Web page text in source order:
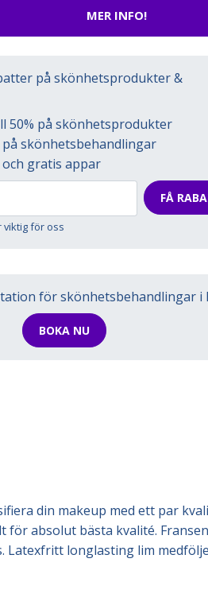
MER INFO!
på skönhetsprodukter &
50% på skönhetsprodukter
skönhetsbehandlingar
gratis appar
FÅ
viktig för oss
för skönhetsbehandlingar i
BOKA NU
din makeup med ett par
för absolut bästa kvalité.
Latexfritt longlasting lim